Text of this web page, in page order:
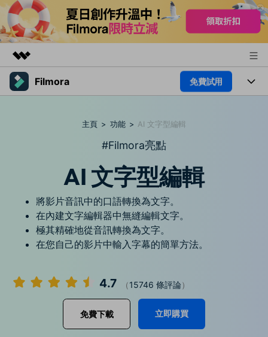
精選產品
商店
支援
Filmora 免費試用
文字
熱門人群
熱門方案
部落格
AI 進階 & 福利
收錄 100+ 熱門影片提示詞，快
速生成相似風格影片
100 點兌積分
幫助中心
聯絡我們
我們隨時為您提供協助
案例分享
如何用 Filmora 做出影響力
立即購買 登入
主頁 > 功能 > AI 文字型編輯
#Filmora亮點
AI 文字型編輯
將影片音訊中的口語轉換為文字。
在內建文字編輯器中無縫編輯文字。
極其精確地從音訊轉換為文字。
在您自己的影片中輸入字幕的簡單方法。
4.7 （15746 條評論）
免費下載 立即購買